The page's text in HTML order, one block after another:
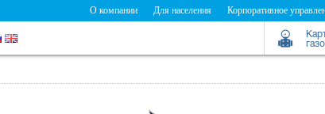
О компании Для населения Корпоративное